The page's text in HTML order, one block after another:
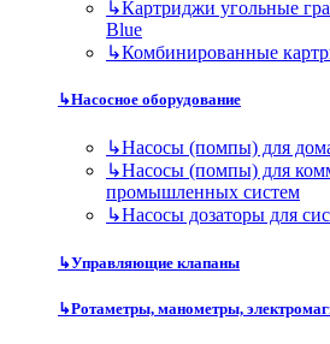
↳Картриджи угольные
Blue
↳Комбинированные
↳Насосное оборудование
↳Насосы (помпы) для
↳Насосы (помпы) для
промышленных систем
↳Насосы дозаторы для
↳Управляющие клапаны
↳Ротаметры, манометры,